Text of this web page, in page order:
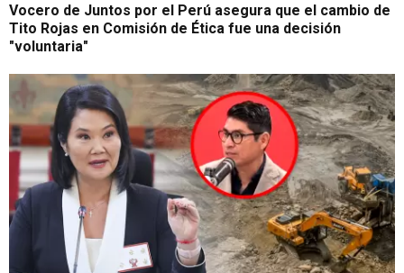
Vocero de Juntos por el Perú asegura que el cambio de
Tito Rojas en Comisión de Ética fue una decisión
"voluntaria"